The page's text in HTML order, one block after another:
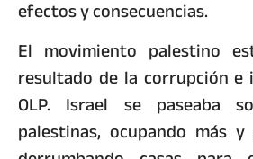
efectos y consecuencias.
El movimiento palestino
resultado de la corrupción e
OLP. Israel se paseaba
palestinas, ocupando más